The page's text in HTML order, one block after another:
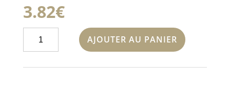
3.82€
filous
AJOUTER AU PANIER